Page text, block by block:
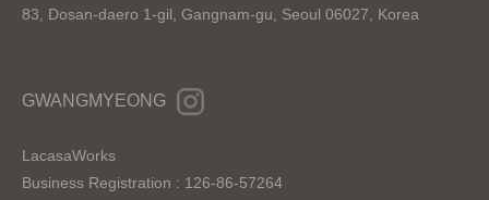
83, Dosan-daero 1-gil, Gangnam-gu, Seoul 06027, Korea
GWANGMYEONG
LacasaWorks
Business Registration : 126-86-57264